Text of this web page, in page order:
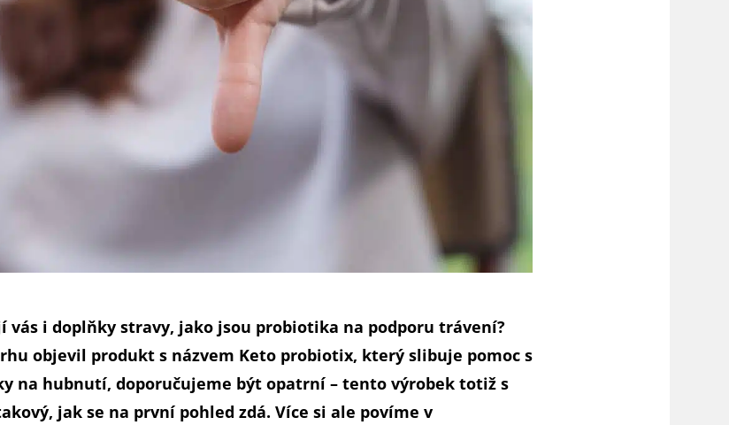
i doplňky stravy, jako jsou probiotika na podporu trávení?
objevil produkt s názvem Keto probiotix, který slibuje pomoc s
na hubnutí, doporučujeme být opatrní – tento výrobek totiž s
jak se na první pohled zdá. Více si ale povíme v